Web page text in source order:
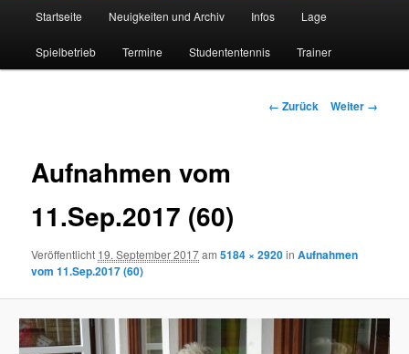
Startseite Neuigkeiten und Archiv Infos Lage
Spielbetrieb Termine Studententennis Trainer
Bilder-
← Zurück Weiter →
Aufnahmen vom
11.Sep.2017 (60)
Veröffentlicht 19. September 2017am5184 × 2920inAufnahmen
vom 11.Sep.2017 (60)